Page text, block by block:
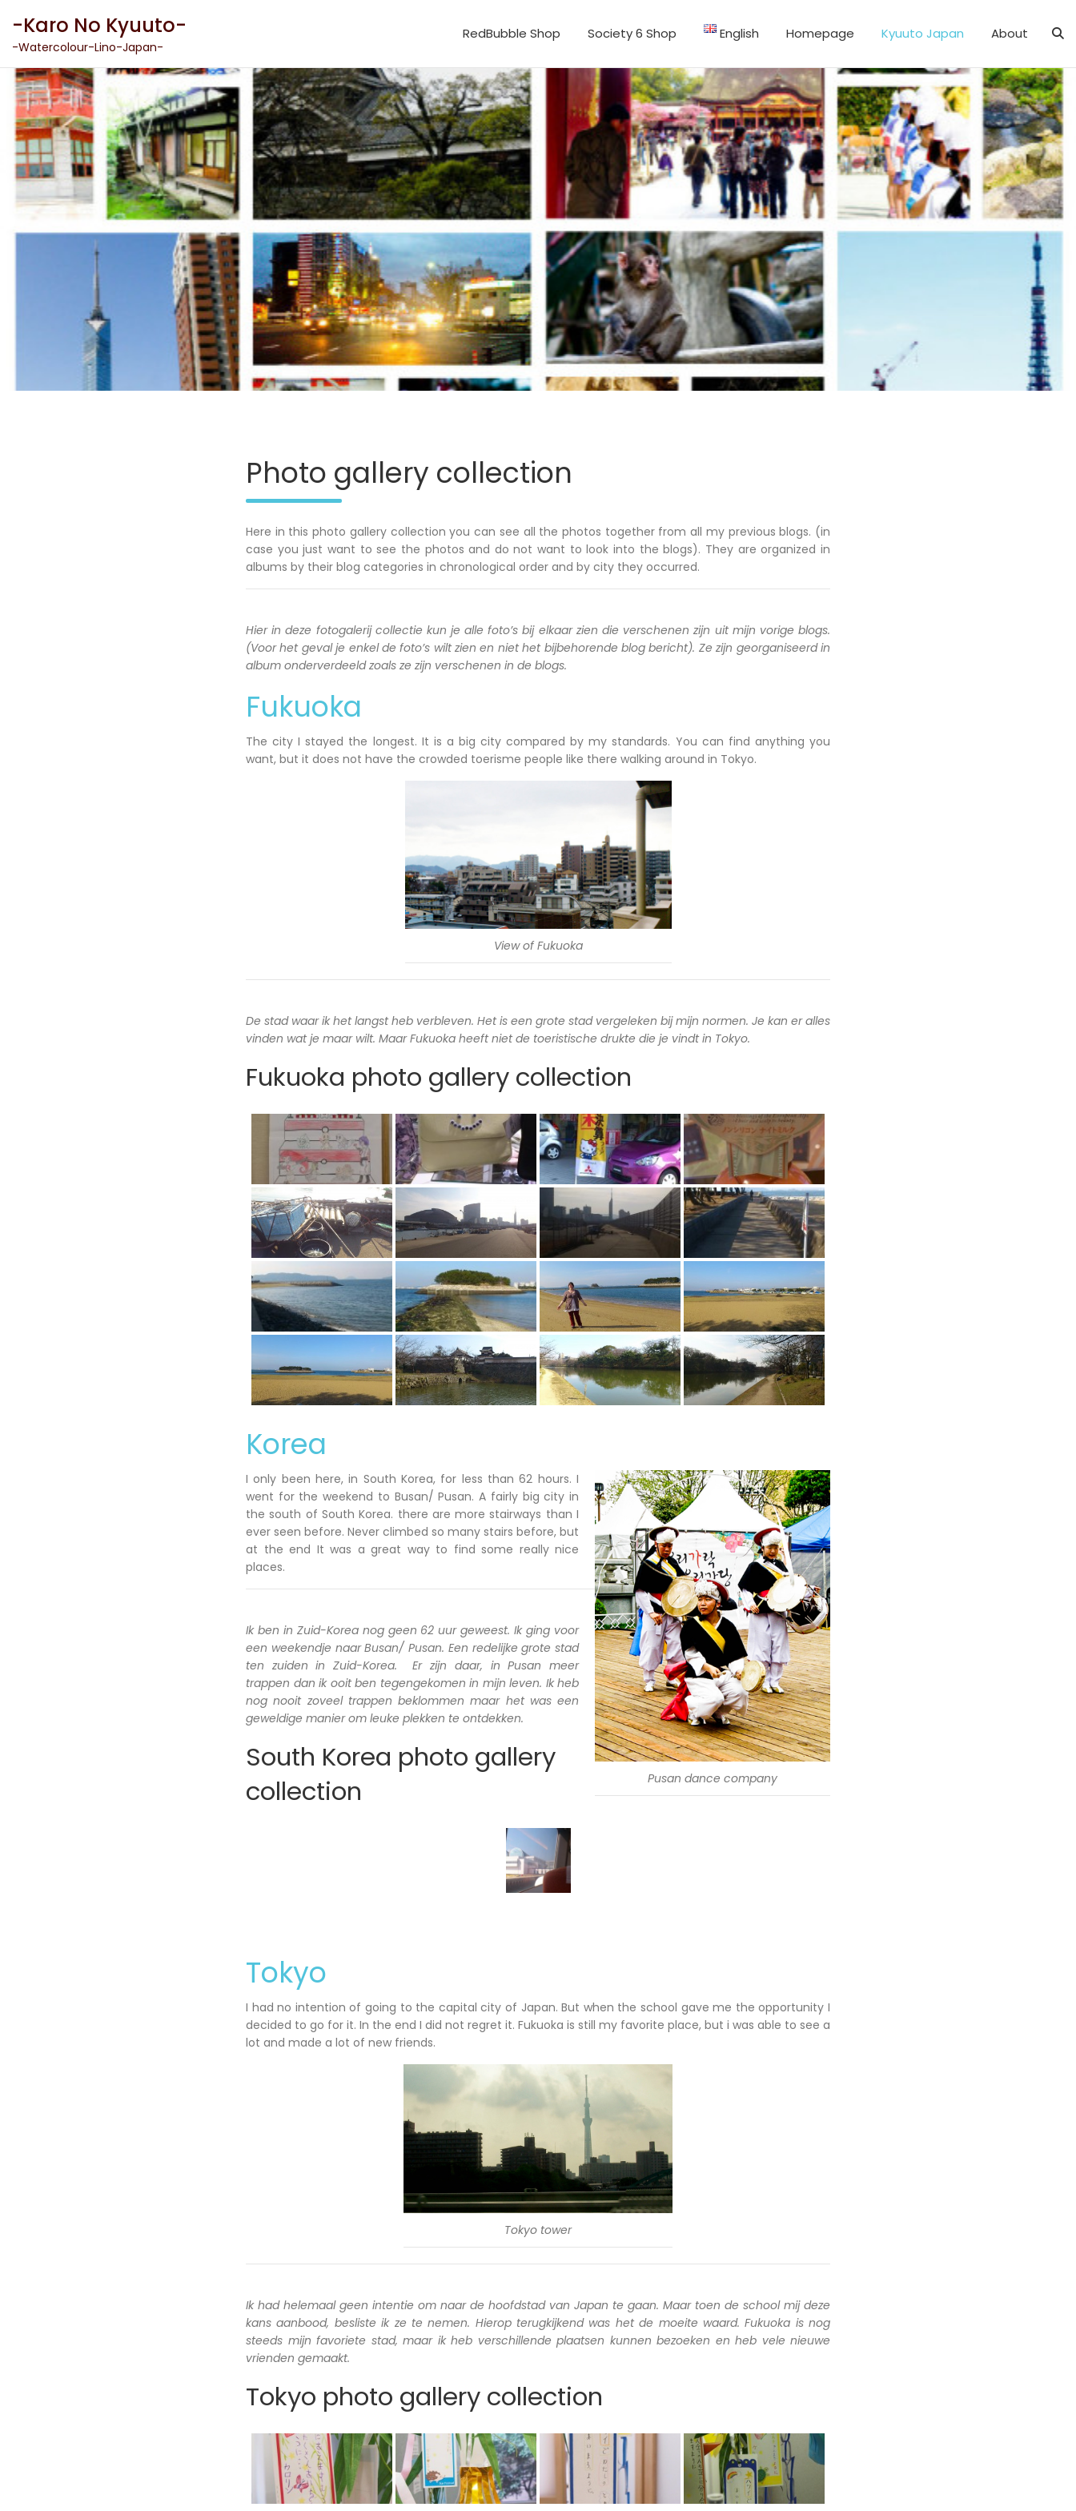
content
-Karo No Kyuuto-
-Watercolour-Lino-Japan-
RedBubble Shop Society 6 Shop English Homepage Kyuuto Japan About
Photo gallery collection
Here in this photo gallery collection you can see all the photos together from all my previous blogs. (in
case you just want to see the photos and do not want to look into the blogs). They are organized in
albums by their blog categories in chronological order and by city they occurred.
Hier in deze fotogalerij collectie kun je alle foto’s bij elkaar zien die verschenen zijn uit mijn vorige blogs.
(Voor het geval je enkel de foto’s wilt zien en niet het bijbehorende blog bericht). Ze zijn georganiseerd in
album onderverdeeld zoals ze zijn verschenen in de blogs.
Fukuoka
The city I stayed the longest. It is a big city compared by my standards. You can find anything you
want, but it does not have the crowded toerisme people like there walking around in Tokyo.
View of Fukuoka
De stad waar ik het langst heb verbleven. Het is een grote stad vergeleken bij mijn normen. Je kan er alles
vinden wat je maar wilt. Maar Fukuoka heeft niet de toeristische drukte die je vindt in Tokyo.
Fukuoka photo gallery collection
Korea
Pusan dance company
I only been here, in South Korea, for less than 62 hours. I
went for the weekend to Busan/ Pusan. A fairly big city in
the south of South Korea. there are more stairways than I
ever seen before. Never climbed so many stairs before, but
at the end It was a great way to find some really nice
places.
Ik ben in Zuid-Korea nog geen 62 uur geweest. Ik ging voor
een weekendje naar Busan/ Pusan. Een redelijke grote stad
ten zuiden in Zuid-Korea. Er zijn daar, in Pusan meer
trappen dan ik ooit ben tegengekomen in mijn leven. Ik heb
nog nooit zoveel trappen beklommen maar het was een
geweldige manier om leuke plekken te ontdekken.
South Korea photo gallery
collection
Tokyo
I had no intention of going to the capital city of Japan. But when the school gave me the opportunity I
decided to go for it. In the end I did not regret it. Fukuoka is still my favorite place, but i was able to see a
lot and made a lot of new friends.
Tokyo tower
Ik had helemaal geen intentie om naar de hoofdstad van Japan te gaan. Maar toen de school mij deze
kans aanbood, besliste ik ze te nemen. Hierop terugkijkend was het de moeite waard. Fukuoka is nog
steeds mijn favoriete stad, maar ik heb verschillende plaatsen kunnen bezoeken en heb vele nieuwe
vrienden gemaakt.
Tokyo photo gallery collection